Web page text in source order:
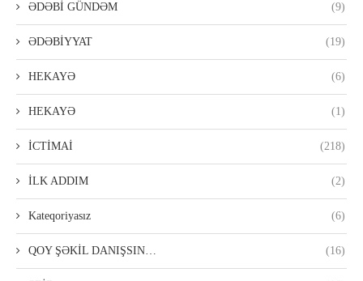
ƏDƏBİ GÜNDƏM (9)
ƏDƏBİYYAT (19)
HEKAYƏ (6)
HEKAYƏ (1)
İCTİMAİ (218)
İLK ADDIM (2)
Kateqoriyasız (6)
QOY ŞƏKİL DANIŞSIN… (16)